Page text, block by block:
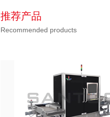
推荐产品
Recommended products